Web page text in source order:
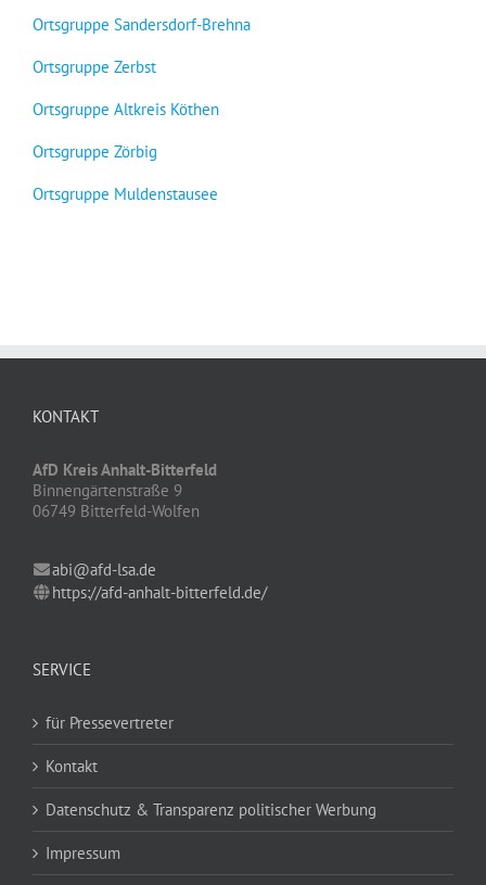
Ortsgruppe Sandersdorf-Brehna
Ortsgruppe Zerbst
Ortsgruppe Altkreis Köthen
Ortsgruppe Zörbig
Ortsgruppe Muldenstausee
KONTAKT
AfD Kreis Anhalt-Bitterfeld
Binnengärtenstraße 9
06749 Bitterfeld-Wolfen
abi@afd-lsa.de
https://afd-anhalt-bitterfeld.de/
SERVICE
für Pressevertreter
Kontakt
Datenschutz & Transparenz politischer Werbung
Impressum